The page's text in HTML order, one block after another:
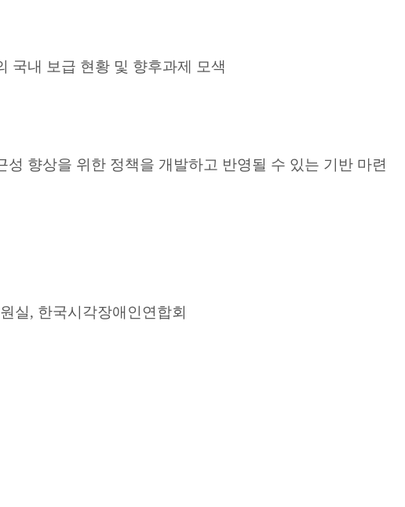
국내 보급 현황 및 향후과제 모색
성 향상을 위한 정책을 개발하고 반영될 수 있는 기반 마련
실, 한국시각장애인연합회